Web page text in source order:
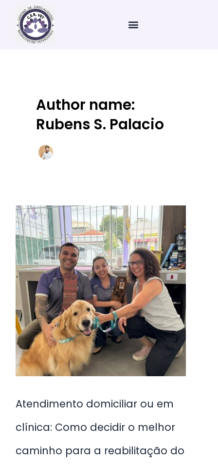
para
Author name:
Rubens S. Palacio
Atendimento domiciliar ou em
clínica: Como decidir o melhor
caminho para a reabilitação do
Atendimento
domiciliar
ou
em
clínica:
Como
decidir
o
melhor
caminho
para
a
do
animal?
Paginação
de
post